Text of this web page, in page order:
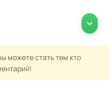
можете стать тем кто